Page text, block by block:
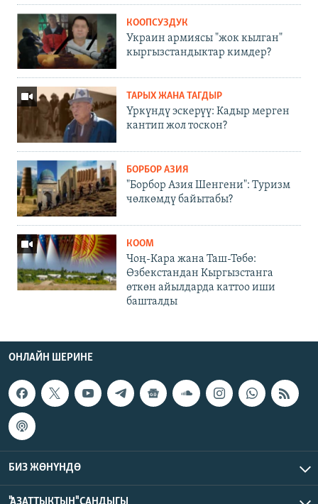
КООПСУЗДУК
Украин армиясы "жок кылган"
кыргызстандыктар кимдер?
ТАРЫХ ЖАНА ТАГДЫР
Үркүндү эскерүү: Кадыр мерген
кантип жол тоскон?
БОРБОР АЗИЯ
"Борбор Азия Шенгени": Туризм
чөлкөмдү байытабы?
КООМ
Чоң-Кара жана Таш-Төбө:
Өзбекстандан Кыргызстанга
өткөн айылдарда каттоо иши
башталды
ОНЛАЙН ШЕРИНЕ
БИЗ ЖӨНҮНДӨ